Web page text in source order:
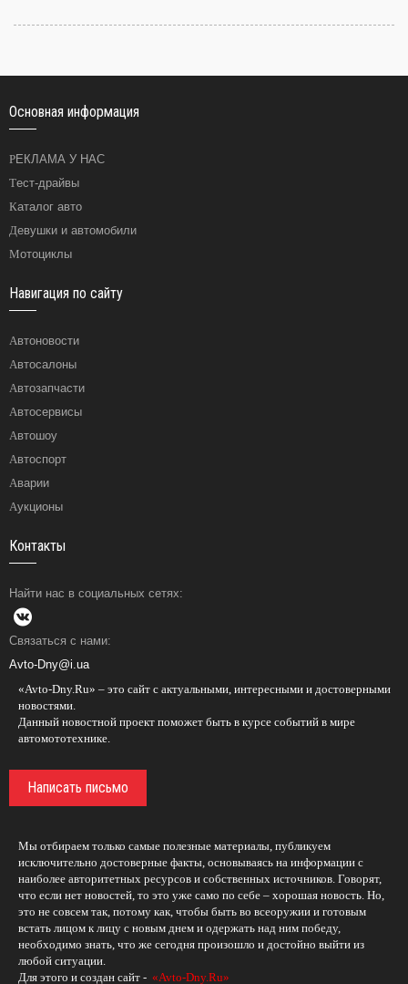
Основная информация
РЕКЛАМА У НАС
Тест-драйвы
Каталог авто
Девушки и автомобили
Мотоциклы
Навигация по сайту
Автоновости
Автосалоны
Автозапчасти
Автосервисы
Автошоу
Автоспорт
Аварии
Аукционы
Контакты
Найти нас в социальных сетях:
Связаться с нами:
Avto-Dny@i.ua
«Avto-Dny.Ru» – это сайт с актуальными, интересными и достоверными
новостями.
Данный новостной проект поможет быть в курсе событий в мире
автомототехнике.
Написать письмо
Мы отбираем только самые полезные материалы, публикуем
исключительно достоверные факты, основываясь на информации с
наиболее авторитетных ресурсов и собственных источников. Говорят,
что если нет новостей, то это уже само по себе – хорошая новость. Но,
это не совсем так, потому как, чтобы быть во всеоружии и готовым
встать лицом к лицу с новым днем и одержать над ним победу,
необходимо знать, что же сегодня произошло и достойно выйти из
любой ситуации.
Для этого и создан сайт - «Avto-Dny.Ru»